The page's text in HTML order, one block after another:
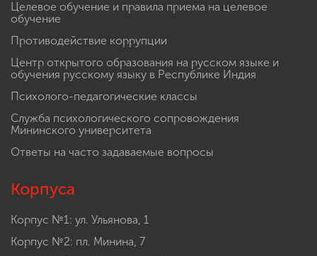
Целевое обучение и правила приема на целевое
обучение
Противодействие коррупции
Центр открытого образования на русском языке и
обучения русскому языку в Республике Индия
Психолого-педагогические классы
Служба психологического сопровождения
Мининского университета
Ответы на часто задаваемые вопросы
Корпуса
Корпус №1: ул. Ульянова, 1
Корпус №2: пл. Минина, 7